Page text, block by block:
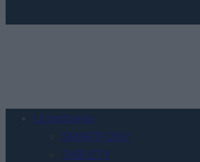
Urządzenia
SMARTFONY
TABLETY